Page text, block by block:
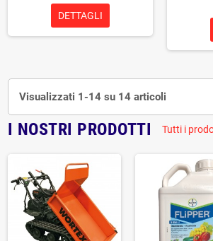
DETTAGLI
Visualizzati 1-14 su 14 articoli
I NOSTRI PRODOTTI Tutti i